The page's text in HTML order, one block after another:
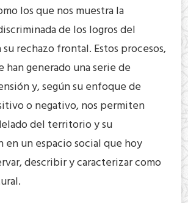
los que nos muestra la
de los logros del
rechazo frontal. Estos procesos,
generado una serie de
y, según su enfoque de
o negativo, nos permiten
del territorio y su
en un espacio social que hoy
describir y caracterizar como